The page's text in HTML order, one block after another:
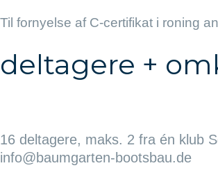
Til fornyelse af C-certifikat i roning
deltagere +
16 deltagere, maks. 2 fra én klub
info@baumgarten-bootsbau.de